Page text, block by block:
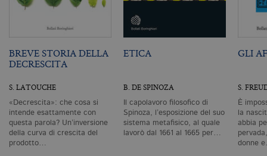
BREVE STORIA DELLA
DECRESCITA
S. LATOUCHE
«Decrescita»: che cosa si
intende esattamente con
questa parola? Un’inversione
della curva di crescita del
prodotto…
ETICA
B. DE SPINOZA
Il capolavoro filosofico di
Spinoza, l’esposizione del suo
sistema metafisico, al quale
lavorò dal 1661 al 1665 per…
GLI
S.
È
la
abbia
donne
_gid
.bollatiboringhieri.it 1 giorno
è